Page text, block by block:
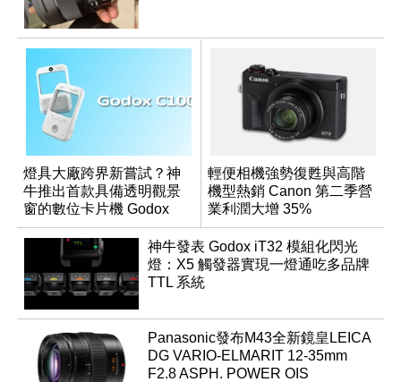
燈具大廠跨界新嘗試？神
牛推出首款具備透明觀景
窗的數位卡片機 Godox
C100
輕便相機強勢復甦與高階
機型熱銷 Canon 第二季營
業利潤大增 35%
神牛發表 Godox iT32 模組化閃光
燈：X5 觸發器實現一燈通吃多品牌
TTL 系統
Panasonic發布M43全新鏡皇LEICA
DG VARIO-ELMARIT 12-35mm
F2.8 ASPH. POWER OIS